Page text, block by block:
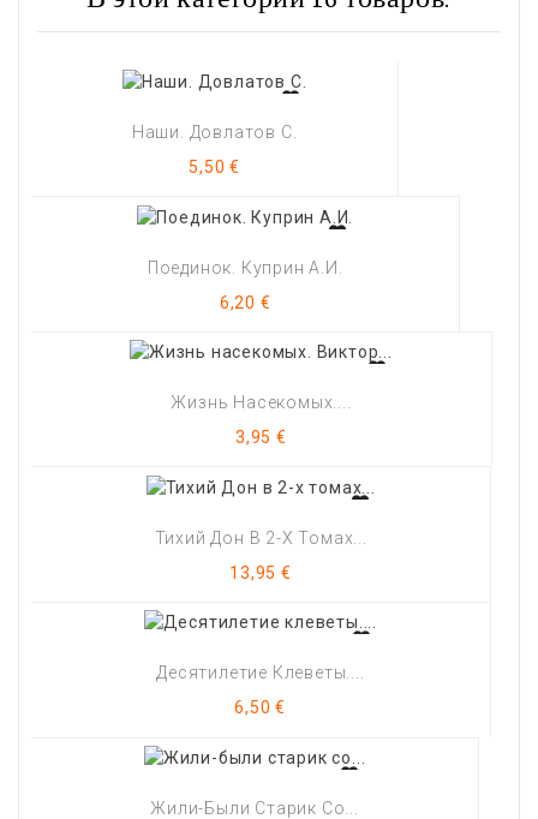
Наши. Довлатов С.
Цена
5,50 €
Поединок. Куприн А.И.
Цена
6,20 €
Жизнь Насекомых....
Цена
3,95 €
Тихий Дон В 2-Х Томах...
Цена
13,95 €
Десятилетие Клеветы....
Цена
6,50 €
Жили-Были Старик Со...